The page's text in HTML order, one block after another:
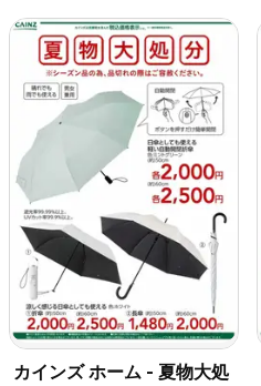
カインズ ホーム - 夏物大処